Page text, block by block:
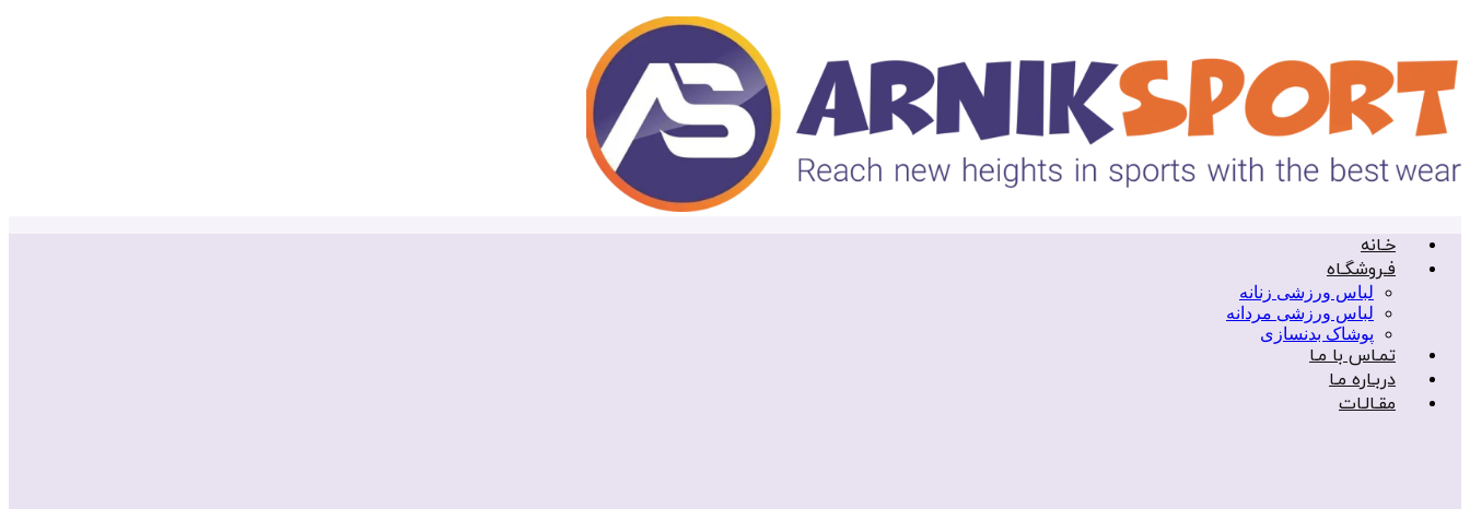
خـانه
فـروشگـاه
لباس ورزشی زنانه
لباس ورزشی مردانه
پوشاک بدنسازی
تمـاس با مـا
دربـاره مـا
مقـالـات